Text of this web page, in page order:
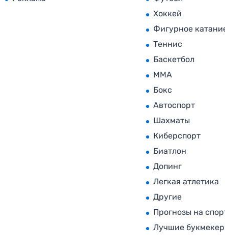
Хоккей
Фигурное
Теннис
Баскетбол
MMA
Бокс
Автоспорт
Шахматы
Киберспорт
Биатлон
Допинг
Легкая атлетика
Другие
Прогнозы на
Лучшие